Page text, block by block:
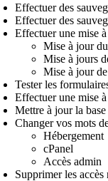
Effectuer des
Effectuer des
Effectuer une mise
Mise à jour
Mise à jours
Mise à jour
Tester les
Effectuer une mise
Mettre à jour la
Changer vos mots
Hébergement
cPanel
Accès admin
Supprimer les